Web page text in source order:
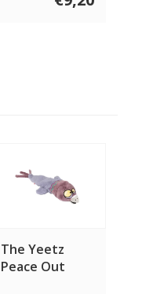
The Yeetz
Peace Out